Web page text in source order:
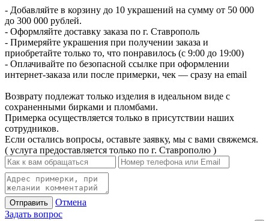
- Добавляйте в корзину до 10 украшений на сумму от 50 000
до 300 000 рублей.
- Оформляйте доставку заказа по г. Ставрополь
- Примеряйте украшения при получении заказа и
приобретайте только то, что понравилось (с 9:00 до 19:00)
- Оплачивайте по безопасной ссылке при оформлении
интернет-заказа или после примерки, чек — сразу на email
Возврату подлежат только изделия в идеальном виде с
сохраненными бирками и пломбами.
Примерка осуществляется только в присутствии наших
сотрудников.
Если остались вопросы, оставьте заявку, мы с вами свяжемся.
( услуга предоставляется только по г. Ставрополю )
Отправить
Отмена
Задать вопрос